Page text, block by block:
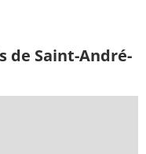
de Saint-André-